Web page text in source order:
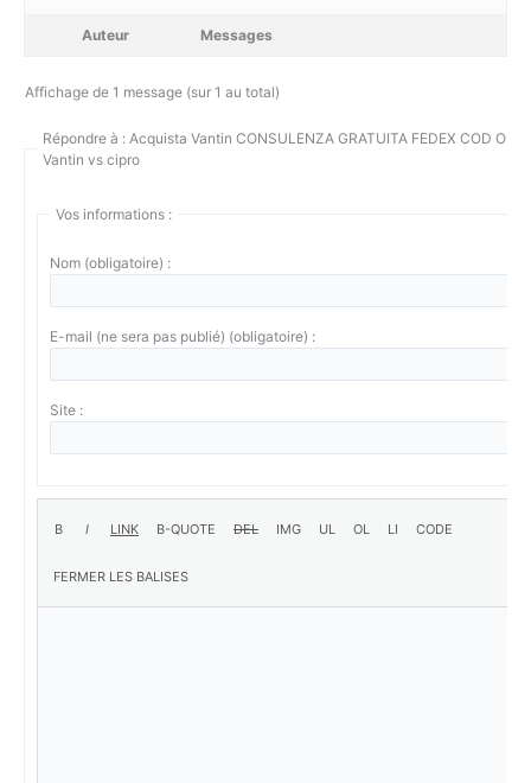
Auteur Messages
Affichage de 1 message (sur 1 au total)
Répondre à : Acquista Vantin CONSULENZA GRATUITA FEDEX COD
Vantin vs cipro
Vos informations :
Nom (obligatoire) :
E-mail (ne sera pas publié) (obligatoire) :
Site :